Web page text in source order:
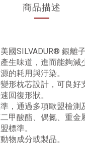
商品描述
國SILVADUR® 銀離
生味道，進而能夠減
的耗用與汙染。
形枕芯設計，可良好
回復形狀。
，通過多項歐盟檢測
甲酸酯、偶氮、重金
標準。
物成分或製品。